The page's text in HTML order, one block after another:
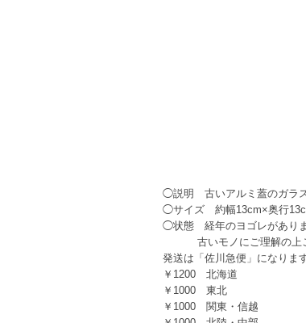
◯説明 古いアルミ蓋のガラス
◯サイズ 約幅13cm×奥行
◯状態 経年のヨゴレがありま
古いモノにご理解の上ご
発送は「佐川急便」になります
￥1200 北海道
￥1000 東北
￥1000 関東・信越